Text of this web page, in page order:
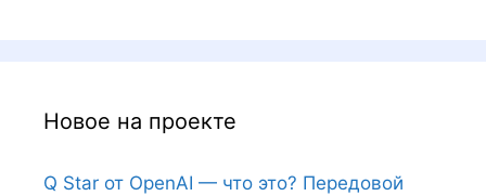
Новое на проекте
Q Star от OpenAI — что это? Передовой